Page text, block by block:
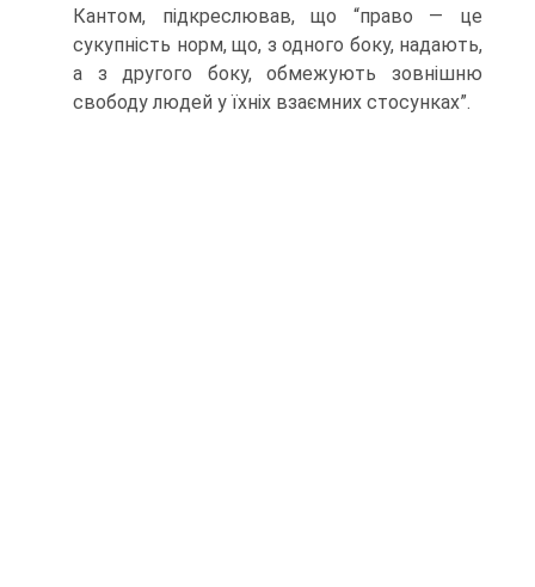
Кантом, підкреслював, що “право — це
сукупність норм, що, з одного боку, надають,
а з другого боку, обмежують зовнішню
свободу людей у їхніх взаємних стосунках”.